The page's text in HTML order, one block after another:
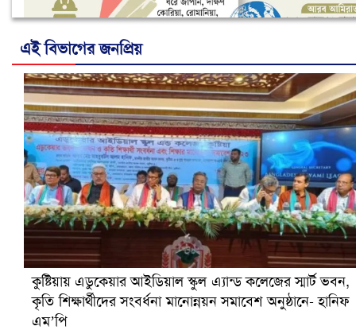
নানা সংকটে রিক্রুটিং এজেন্সি, হুমকির মুখে শ্রম রপ্তানি
এই বিভাগের জনপ্রিয়
কুষ্টিয়ায় এডুকেয়ার আইডিয়াল স্কুল এ্যান্ড কলেজের স্মার্ট ভবন,
কৃতি শিক্ষার্থীদের সংবর্ধনা মানোন্নয়ন সমাবেশ অনুষ্ঠানে- হানিফ
এম’পি